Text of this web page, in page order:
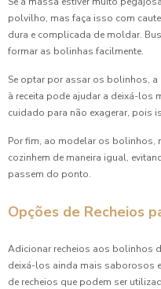
polvilho, mas faça isso com
dura e complicada de moldar.
formar as bolinhas facilmente.
Se optar por assar os bolinhos,
à receita pode ajudar a deixá-los
cuidado para não exagerar, pois
Por fim, ao modelar os bolinhos,
cozinhem de maneira igual,
passem do ponto.
Opções de Recheios
Adicionar recheios aos bolinhos
deixá-los ainda mais saborosos
de recheios que podem ser